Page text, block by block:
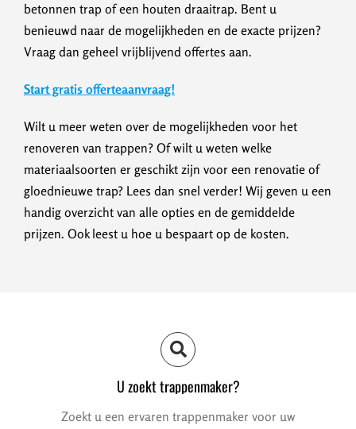
betonnen trap of een houten draaitrap. Bent u
benieuwd naar de mogelijkheden en de exacte prijzen?
Vraag dan geheel vrijblijvend offertes aan.
Start gratis offerteaanvraag!
Wilt u meer weten over de mogelijkheden voor het
renoveren van trappen? Of wilt u weten welke
materiaalsoorten er geschikt zijn voor een renovatie of
gloednieuwe trap? Lees dan snel verder! Wij geven u een
handig overzicht van alle opties en de gemiddelde
prijzen. Ook leest u hoe u bespaart op de kosten.
U zoekt trappenmaker?
Zoekt u een ervaren trappenmaker voor uw